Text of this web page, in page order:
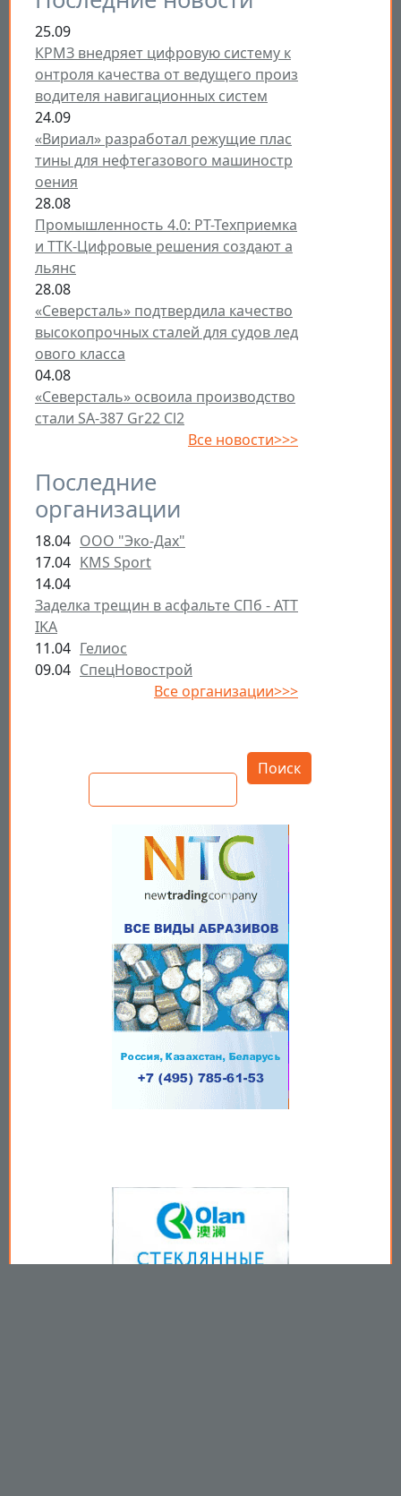
25.09
КРМЗ внедряет цифровую систему к
онтроля качества от ведущего произ
водителя навигационных систем
24.09
«Вириал» разработал режущие плас
тины для нефтегазового машиностр
оения
28.08
Промышленность 4.0: РТ-Техприемка
и ТТК-Цифровые решения создают а
льянс
28.08
«Северсталь» подтвердила качество
высокопрочных сталей для судов лед
ового класса
04.08
«Северсталь» освоила производство
стали SA-387 Gr22 Cl2
Все новости>>>
Последние
организации
18.04 ООО "Эко-Дах"
17.04 KMS Sport
14.04
Заделка трещин в асфальте СПб - ATT
IKA
11.04 Гелиос
09.04 СпецНовострой
Все организации>>>